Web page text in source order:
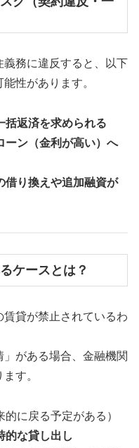
務に違反すると、以下
性があります。
括返済を求められる
ーン（金利が高い）へ
借り換えや追加融資が
ケースとは？
貸が禁止されているわ
がある場合、金融機関
す。
的に戻る予定がある）
的な貸し出し